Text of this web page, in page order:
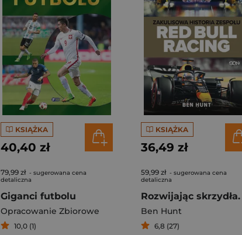
KSIĄŻKA
40,40 zł
79,99 zł - sugerowana cena
detaliczna
Giganci futbolu
Opracowanie Zbiorowe
10,0 (1)
KSIĄŻKA
36,49 zł
59,99 zł - sugerowana cena
detaliczna
Ben Hunt
6,8 (27)